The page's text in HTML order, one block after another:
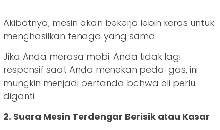
Akibatnya, mesin akan bekerja lebih keras untuk
menghasilkan tenaga yang sama.
Jika Anda merasa mobil Anda tidak lagi
responsif saat Anda menekan pedal gas, ini
mungkin menjadi pertanda bahwa oli perlu
diganti.
2. Suara Mesin Terdengar Berisik atau Kasar